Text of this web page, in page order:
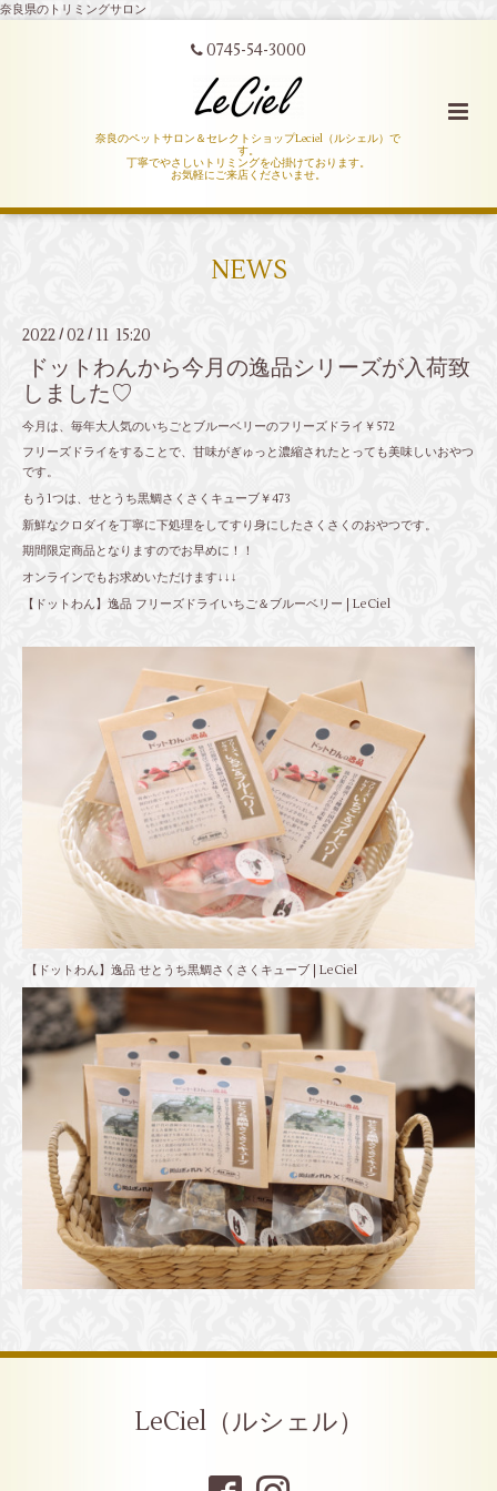
奈良県のトリミングサロン
0745-54-3000
奈良のペットサロン＆セレクトショップLeciel（ルシェル）で
す。
丁寧でやさしいトリミングを心掛けております。
お気軽にご来店くださいませ。
NEWS
2022 /02 / 11 15:20
ドットわんから今月の逸品シリーズが入荷致
しました♡
今月は、毎年大人気のいちごとブルーベリーのフリーズドライ￥572
フリーズドライをすることで、甘味がぎゅっと濃縮されたとっても美味しいおやつ
です。
もう1つは、せとうち黒鯛さくさくキューブ￥473
新鮮なクロダイを丁寧に下処理をしてすり身にしたさくさくのおやつです。
期間限定商品となりますのでお早めに！！
オンラインでもお求めいただけます↓↓↓
【ドットわん】逸品 フリーズドライいちご＆ブルーベリー | LeCiel
【ドットわん】逸品 せとうち黒鯛さくさくキューブ | LeCiel
LeCiel（ルシェル）